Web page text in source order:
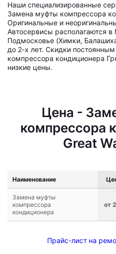
Наши специализированные
Замена муфты компрессора
Оригинальные и
Автосервисы располагаются
Подмосковье (Химки,
до 2-х лет. Скидки
компрессора кондиционера
низкие цены.
Цена -
компрессора
Great
Наименование
Замена муфты
компрессора
кондиционера
от
Прайс-лист на